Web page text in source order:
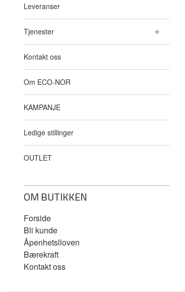
Leveranser
Tjenester
Kontakt oss
Om ECO-NOR
KAMPANJE
Ledige stillinger
OUTLET
OM BUTIKKEN
Forside
Bli kunde
Åpenhetslloven
Bærekraft
Kontakt oss